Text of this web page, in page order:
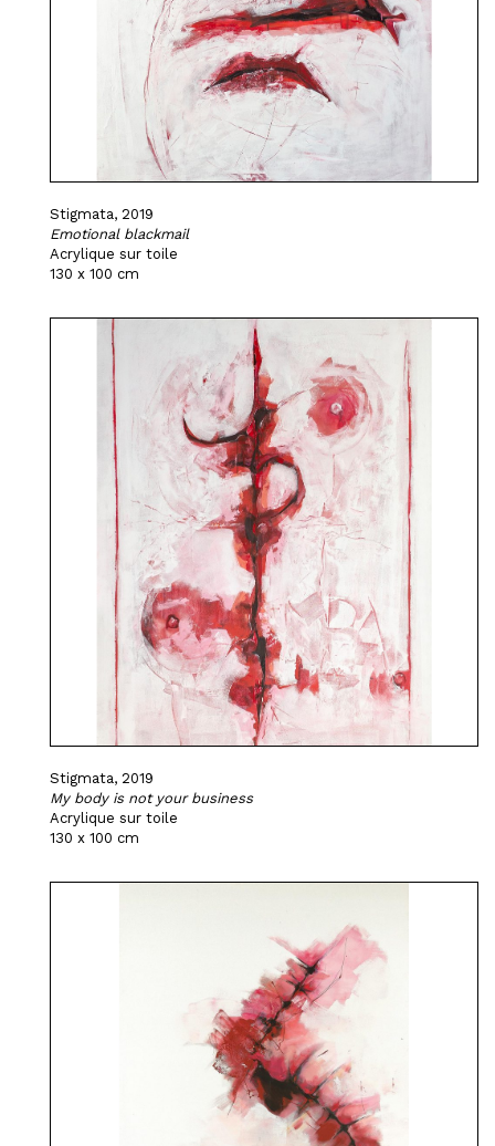
Stigmata, 2019
Emotional blackmail
Acrylique sur toile
130 x 100 cm
Stigmata, 2019
My body is not your business
Acrylique sur toile
130 x 100 cm